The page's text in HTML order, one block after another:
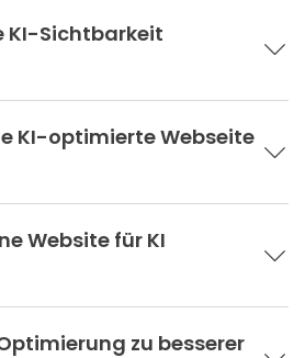
KI-Sichtbarkeit
KI-optimierte Webseite
Website für KI
zu besserer